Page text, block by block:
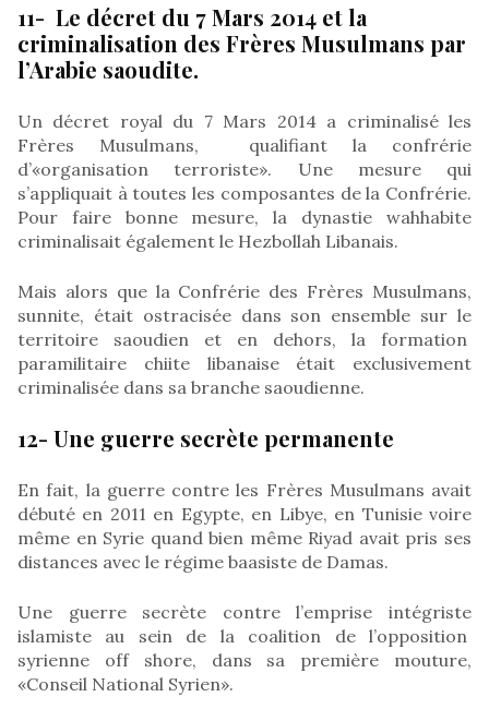
11- Le décret du 7 Mars 2014 et la
criminalisation des Frères Musulmans par
l’Arabie saoudite.
Un décret royal du 7 Mars 2014 a criminalisé les
Frères Musulmans, qualifiant la confrérie
d’«organisation terroriste». Une mesure qui
s’appliquait à toutes les composantes de la Confrérie.
Pour faire bonne mesure, la dynastie wahhabite
criminalisait également le Hezbollah Libanais.
Mais alors que la Confrérie des Frères Musulmans,
sunnite, était ostracisée dans son ensemble sur le
territoire saoudien et en dehors, la formation
paramilitaire chiite libanaise était exclusivement
criminalisée dans sa branche saoudienne.
12- Une guerre secrète permanente
En fait, la guerre contre les Frères Musulmans avait
débuté en 2011 en Egypte, en Libye, en Tunisie voire
même en Syrie quand bien même Riyad avait pris ses
distances avec le régime baasiste de Damas.
Une guerre secrète contre l’emprise intégriste
islamiste au sein de la coalition de l’opposition
syrienne off shore, dans sa première mouture,
«Conseil National Syrien».